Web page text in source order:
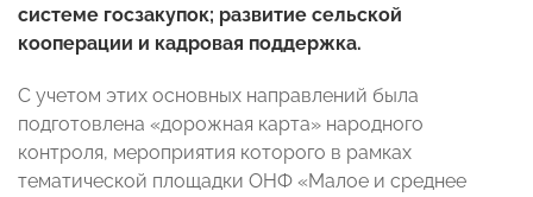
системе госзакупок; развитие сельской
кооперации и кадровая поддержка.
С учетом этих основных направлений была
подготовлена «дорожная карта» народного
контроля, мероприятия которого в рамках
тематической площадки ОНФ «Малое и среднее